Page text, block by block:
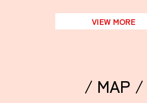
VIEW MORE
/ MAP /